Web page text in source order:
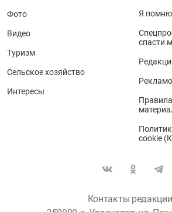
Фото
Видео
Туризм
Сельское хозяйство
Интересы
Я
спасти
cookie
Контакты